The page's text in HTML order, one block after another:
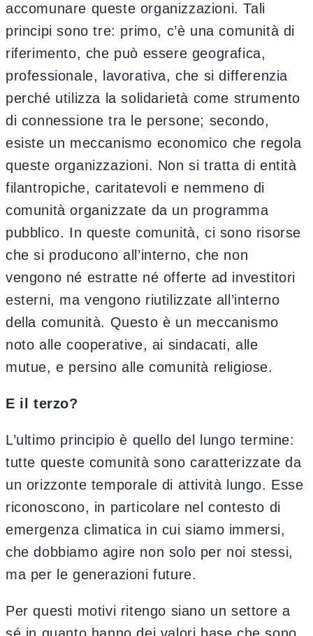
accomunare queste organizzazioni. Tali
principi sono tre: primo, c’è una comunità di
riferimento, che può essere geografica,
professionale, lavorativa, che si differenzia
perché utilizza la solidarietà come strumento
di connessione tra le persone; secondo,
esiste un meccanismo economico che regola
queste organizzazioni. Non si tratta di entità
filantropiche, caritatevoli e nemmeno di
comunità organizzate da un programma
pubblico. In queste comunità, ci sono risorse
che si producono all’interno, che non
vengono né estratte né offerte ad investitori
esterni, ma vengono riutilizzate all’interno
della comunità. Questo è un meccanismo
noto alle cooperative, ai sindacati, alle
mutue, e persino alle comunità religiose.
E il terzo?
L’ultimo principio è quello del lungo termine:
tutte queste comunità sono caratterizzate da
un orizzonte temporale di attività lungo. Esse
riconoscono, in particolare nel contesto di
emergenza climatica in cui siamo immersi,
che dobbiamo agire non solo per noi stessi,
ma per le generazioni future.
Per questi motivi ritengo siano un settore a